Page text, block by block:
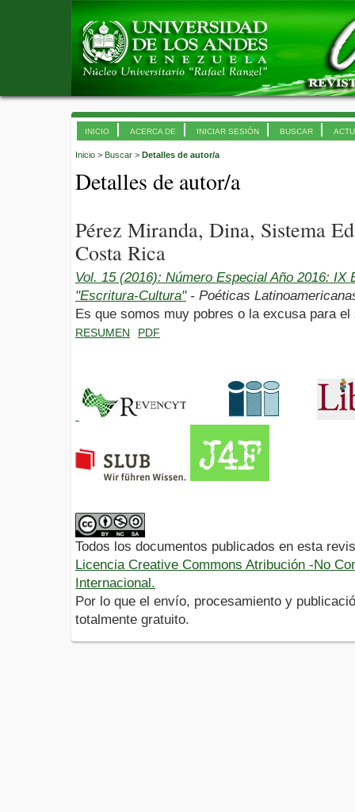
INICIO ACERCA DE INICIAR SESIÓN BUSCAR
Inicio > Buscar > Detalles de autor/a
Detalles de autor/a
Pérez Miranda, Dina, Sistema
Costa Rica
Vol. 15 (2016): Número Especial Año 2016: IX
"Escritura-Cultura"- Poéticas
Es que somos muy pobres o la excusa para el
RESUMEN PDF
Todos los documentos publicados en esta
Licencia Creative Commons Atribución -No
Internacional.
Por lo que el envío, procesamiento y
totalmente gratuito.